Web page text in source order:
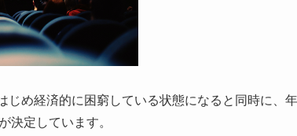
め経済的に困窮している状態になると同時に、年
決定しています。